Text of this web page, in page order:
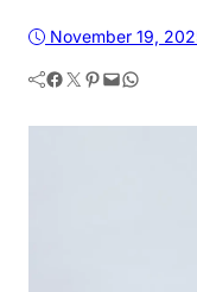
November 19,
Facebook Twitter Pinterest Mail WhatsApp